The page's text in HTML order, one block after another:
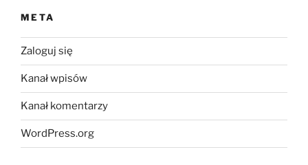
META
Zaloguj się
Kanał wpisów
Kanał komentarzy
WordPress.org